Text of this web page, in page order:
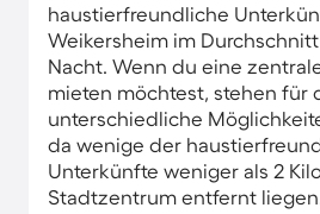
haustierfreundliche
Weikersheim im
Nacht. Wenn du eine
mieten möchtest, stehen für
unterschiedliche
da wenige der
Unterkünfte weniger als 2
Stadtzentrum entfernt